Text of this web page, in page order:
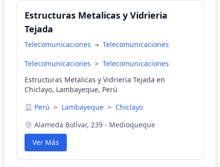
Estructuras Metalicas y Vidrieria
Tejada
Telecomunicaciones Telecomunicaciones
Telecomunicaciones > Telecomunicaciones
Estructuras Metalicas y Vidrieria Tejada en
Chiclayo, Lambayeque, Perú
Perú > Lambayeque > Chiclayo
Alameda Bolívar, 239 - Medioqueque
Ver Más